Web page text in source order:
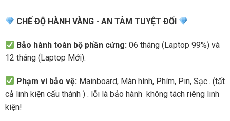
CHẾ ĐỘ HÀNH VÀNG - AN TÂM TUYỆT ĐỐI
Bảo hành toàn bộ phần cứng: 06 tháng (Laptop 99%) và
12 tháng (Laptop Mới).
Phạm vi bảo vệ: Mainboard, Màn hình, Phím, Pin, Sạc.. (tất
cả linh kiện cấu thành ) . lỗi là bảo hành không tách riêng linh
kiện!